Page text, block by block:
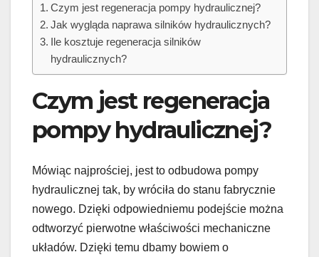
Czym jest regeneracja pompy hydraulicznej?
Jak wygląda naprawa silników hydraulicznych?
Ile kosztuje regeneracja silników
hydraulicznych?
Czym jest regeneracja
pompy hydraulicznej?
Mówiąc najprościej, jest to odbudowa pompy
hydraulicznej tak, by wróciła do stanu fabrycznie
nowego. Dzięki odpowiedniemu podejście można
odtworzyć pierwotne właściwości mechaniczne
układów. Dzięki temu dbamy bowiem o